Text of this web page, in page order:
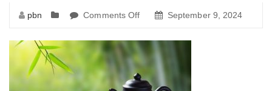
pbn Comments Off
dao-
la-
gi-
1
September 9, 2024